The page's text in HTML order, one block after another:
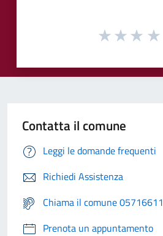
Contatta il comune
Leggi le domande frequenti
Richiedi Assistenza
Chiama il comune 05716611
Prenota un appuntamento